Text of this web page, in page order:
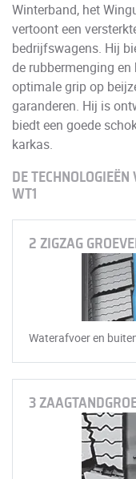
Winterband, het
vertoont een
bedrijfswagens. Hij
de rubbermenging
optimale grip op
garanderen. Hij is
biedt een goede
karkas.
DE
WT1
2 ZIGZAG
Waterafvoer en
3